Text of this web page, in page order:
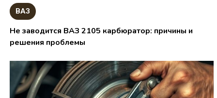
ВАЗ
Не заводится ВАЗ 2105 карбюратор: причины и
решения проблемы